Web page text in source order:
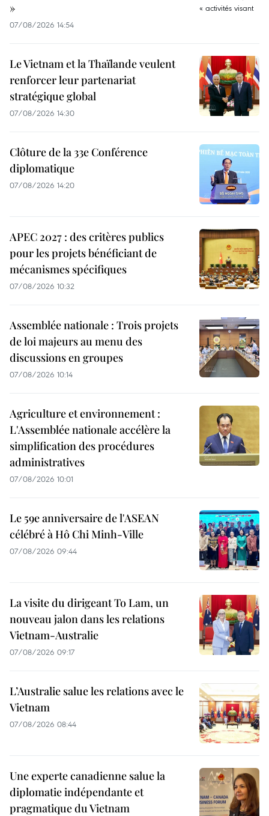
»
07/08/2026 14:54
Le Vietnam et la Thaïlande veulent
renforcer leur partenariat
stratégique global
07/08/2026 14:30
Clôture de la 33e Conférence
diplomatique
07/08/2026 14:20
APEC 2027 : des critères publics
pour les projets bénéficiant de
mécanismes spécifiques
07/08/2026 10:32
Assemblée nationale : Trois projets
de loi majeurs au menu des
discussions en groupes
07/08/2026 10:14
Agriculture et environnement :
L'Assemblée nationale accélère la
simplification des procédures
administratives
07/08/2026 10:01
Le 59e anniversaire de l'ASEAN
célébré à Hô Chi Minh-Ville
07/08/2026 09:44
La visite du dirigeant To Lam, un
nouveau jalon dans les relations
Vietnam-Australie
07/08/2026 09:17
L’Australie salue les relations avec le
Vietnam
07/08/2026 08:44
Une experte canadienne salue la
diplomatie indépendante et
pragmatique du Vietnam